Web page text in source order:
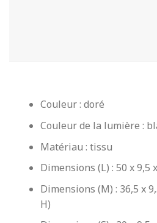
Couleur : doré
Couleur de la lumière :
Matériau : tissu
Dimensions (L) : 50 x 9,5
Dimensions (M) : 36,5 x
H)